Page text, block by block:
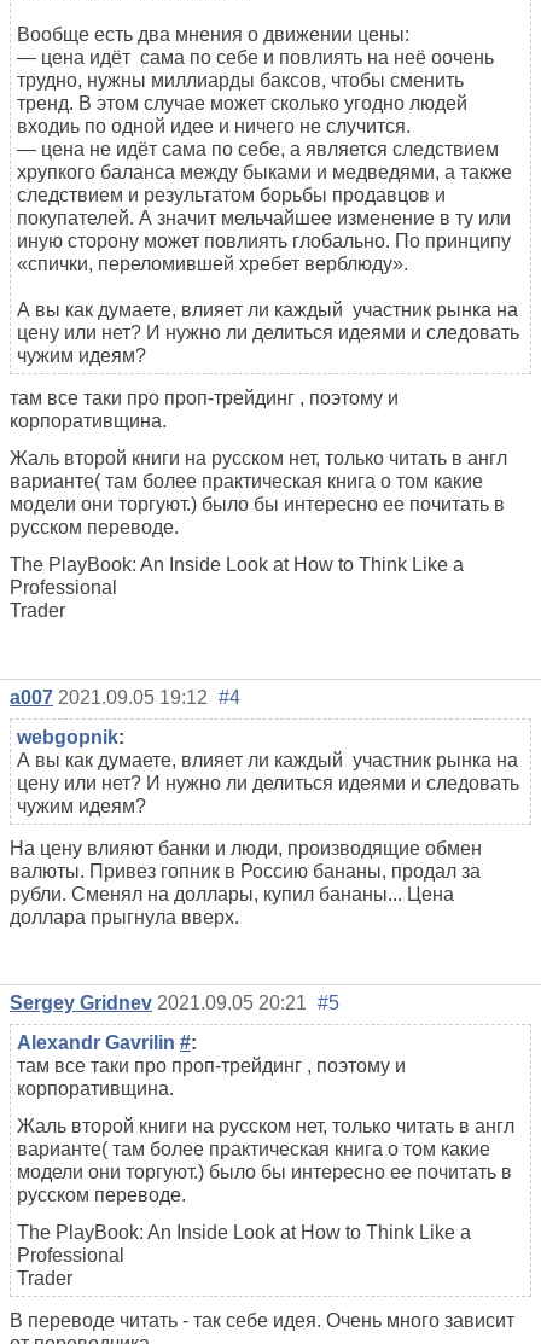
Вообще есть два мнения о движении цены:
— цена идёт сама по себе и повлиять на неё оочень
трудно, нужны миллиарды баксов, чтобы сменить
тренд. В этом случае может сколько угодно людей
входиь по одной идее и ничего не случится.
— цена не идёт сама по себе, а является следствием
хрупкого баланса между быками и медведями, а также
следствием и результатом борьбы продавцов и
покупателей. А значит мельчайшее изменение в ту или
иную сторону может повлиять глобально. По принципу
«спички, переломившей хребет верблюду».
А вы как думаете, влияет ли каждый участник рынка на
цену или нет? И нужно ли делиться идеями и следовать
чужим идеям?
там все таки про проп-трейдинг , поэтому и
корпоративщина.
Жаль второй книги на русском нет, только читать в англ
варианте( там более практическая книга о том какие
модели они торгуют.) было бы интересно ее почитать в
русском переводе.
The PlayBook: An Inside Look at How to Think Like a
Professional
Trader
a007 2021.09.05 19:12 #4
webgopnik:
А вы как думаете, влияет ли каждый участник рынка на
цену или нет? И нужно ли делиться идеями и следовать
чужим идеям?
На цену влияют банки и люди, производящие обмен
валюты. Привез гопник в Россию бананы, продал за
рубли. Сменял на доллары, купил бананы... Цена
доллара прыгнула вверх.
Sergey Gridnev 2021.09.05 20:21 #5
Alexandr Gavrilin #:
там все таки про проп-трейдинг , поэтому и
корпоративщина.
Жаль второй книги на русском нет, только читать в англ
варианте( там более практическая книга о том какие
модели они торгуют.) было бы интересно ее почитать в
русском переводе.
The PlayBook: An Inside Look at How to Think Like a
Professional
Trader
В переводе читать - так себе идея. Очень много зависит